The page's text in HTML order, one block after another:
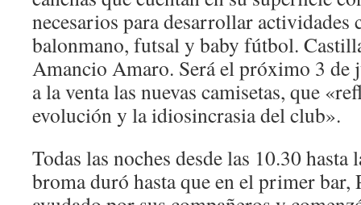
necesarios para desarrollar actividades
balonmano, futsal y baby fútbol.
Amancio Amaro. Será el próximo 3 de
a la venta las nuevas camisetas, que
evolución y la idiosincrasia del club».
Todas las noches desde las 10.30 hasta
broma duró hasta que en el primer bar,